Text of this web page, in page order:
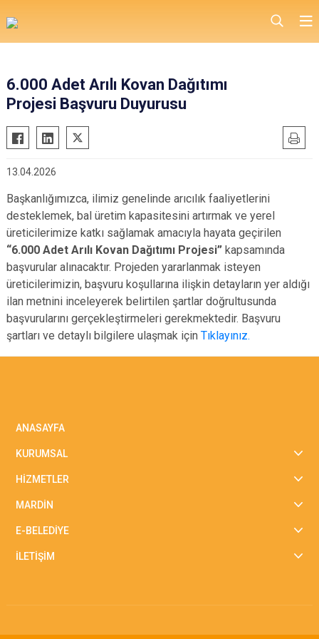
6.000 Adet Arılı Kovan Dağıtımı
Projesi Başvuru Duyurusu
13.04.2026
Başkanlığımızca, ilimiz genelinde arıcılık faaliyetlerini
desteklemek, bal üretim kapasitesini artırmak ve yerel
üreticilerimize katkı sağlamak amacıyla hayata geçirilen
“6.000 Adet Arılı Kovan Dağıtımı Projesi” kapsamında
başvurular alınacaktır. Projeden yararlanmak isteyen
üreticilerimizin, başvuru koşullarına ilişkin detayların yer aldığı
ilan metnini inceleyerek belirtilen şartlar doğrultusunda
başvurularını gerçekleştirmeleri gerekmektedir. Başvuru
şartları ve detaylı bilgilere ulaşmak için Tıklayınız.
ANASAYFA
KURUMSAL
HİZMETLER
MARDİN
E-BELEDİYE
İLETİŞİM